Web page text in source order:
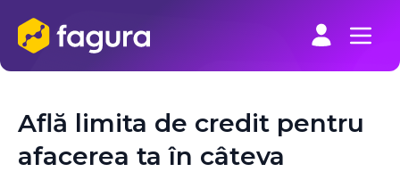
content
Află limita de credit pentru
afacerea ta în câteva